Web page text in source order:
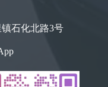
石化北路3号